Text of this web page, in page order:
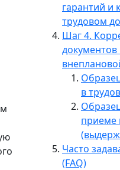
гарантий и
трудовом
Шаг 4.
в
приеме
Часто
(FAQ)